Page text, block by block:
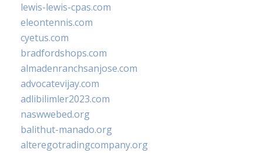
lewis-lewis-cpas.com
eleontennis.com
cyetus.com
bradfordshops.com
almadenranchsanjose.com
advocatevijay.com
adlibilimler2023.com
naswwebed.org
balithut-manado.org
alteregotradingcompany.org